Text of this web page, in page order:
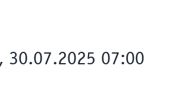
07:00